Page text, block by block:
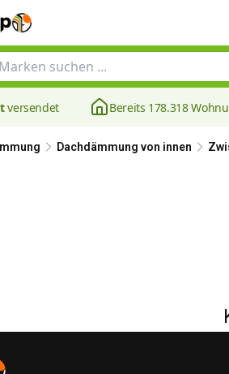
versendet Bereits 178.318
Dachdämmung von innen